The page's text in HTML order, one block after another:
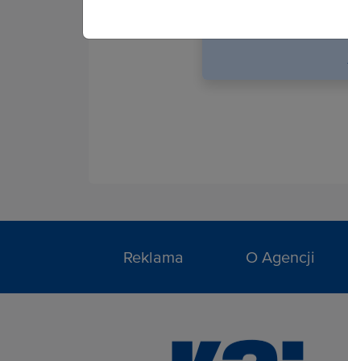
Reklama O Agencji